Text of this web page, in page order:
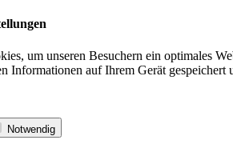
um unseren Besuchern ein optimales
Informationen auf Ihrem Gerät gespeichert
Notwendig